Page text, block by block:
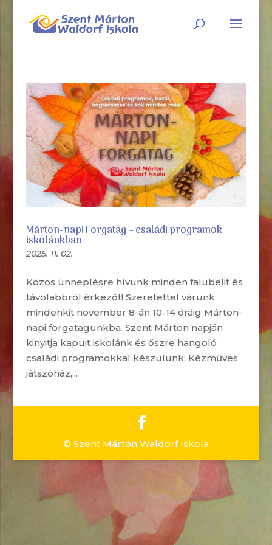
Márton-napi Forgatag – családi programok
iskolánkban
2025. 11. 02.
Közös ünneplésre hívunk minden falubelit és
távolabbról érkezőt! Szeretettel várunk
mindenkit november 8-án 10-14 óráig Márton-
napi forgatagunkba. Szent Márton napján
kinyitja kapuit iskolánk és őszre hangoló
családi programokkal készülünk: Kézműves
játszóház,...
© Szent Márton Waldorf Iskola